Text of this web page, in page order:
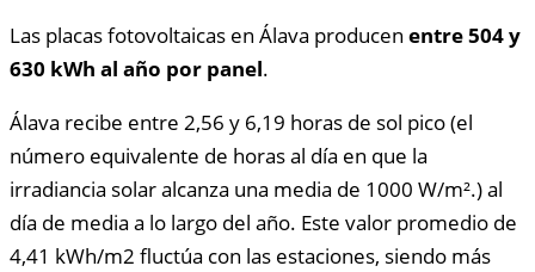
Las placas fotovoltaicas en Álava producen entre 504 y
630 kWh al año por panel.
Álava recibe entre 2,56 y 6,19 horas de sol pico (el
número equivalente de horas al día en que la
irradiancia solar alcanza una media de 1000 W/m².) al
día de media a lo largo del año. Este valor promedio de
4,41 kWh/m2 fluctúa con las estaciones, siendo más